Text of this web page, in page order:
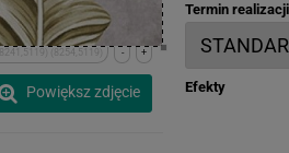
+
-
(8254,5119)
Powiększ zdjęcie
Termin realizacji
Efekty